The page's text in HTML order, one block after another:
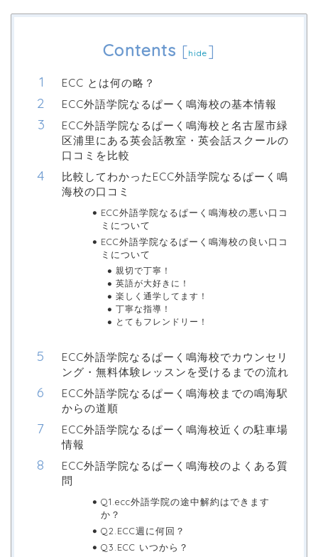
Contents [hide ]
ECC とは何の略？
ECC外語学院なるぱーく鳴海校の基本情報
ECC外語学院なるぱーく鳴海校と名古屋市緑
区浦里にある英会話教室・英会話スクールの
口コミを比較
比較してわかったECC外語学院なるぱーく鳴
海校の口コミ
ECC外語学院なるぱーく鳴海校の悪い口コ
ミについて
ECC外語学院なるぱーく鳴海校の良い口コ
ミについて
親切で丁寧！
英語が大好きに！
楽しく通学してます！
丁寧な指導！
とてもフレンドリー！
ECC外語学院なるぱーく鳴海校でカウンセリ
ング・無料体験レッスンを受けるまでの流れ
ECC外語学院なるぱーく鳴海校までの鳴海駅
からの道順
ECC外語学院なるぱーく鳴海校近くの駐車場
情報
ECC外語学院なるぱーく鳴海校のよくある質
問
Q1.ecc外語学院の途中解約はできます
か？
Q2.ECC週に何回？
Q3.ECC いつから？